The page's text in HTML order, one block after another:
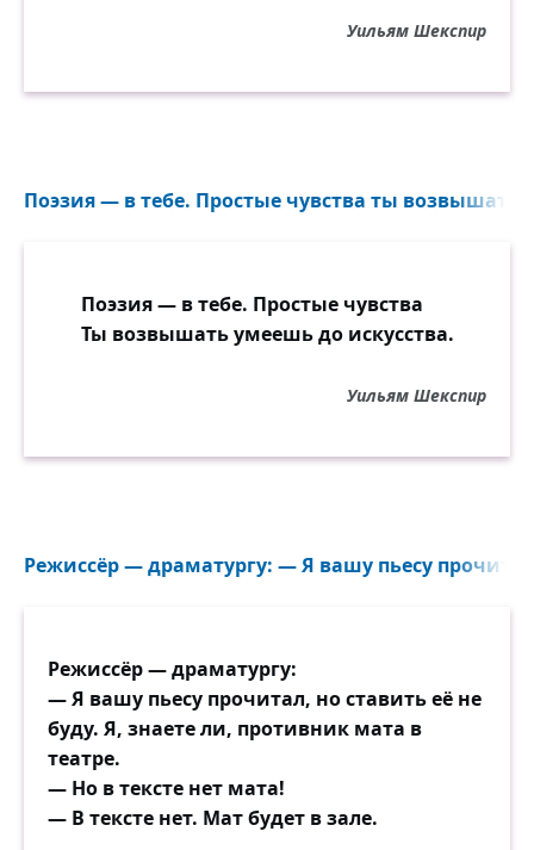
Уильям Шекспир
Поэзия — в тебе. Простые чувства ты возвышать
Поэзия — в тебе. Простые чувства
Ты возвышать умеешь до искусства.
Уильям Шекспир
Режиссёр — драматургу: — Я вашу пьесу
Режиссёр — драматургу:
— Я вашу пьесу прочитал, но ставить её не
буду. Я, знаете ли, противник мата в
театре.
— Но в тексте нет мата!
— В тексте нет. Мат будет в зале.